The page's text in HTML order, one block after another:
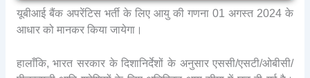
यूबीआई बैंक अपरेंटिस भर्ती के लिए आयु की गणना 01 अगस्त 2024 के
आधार को मानकर किया जायेगा।
हालाँकि, भारत सरकार के दिशानिर्देशों के अनुसार एससी/एसटी/ओबीसी/